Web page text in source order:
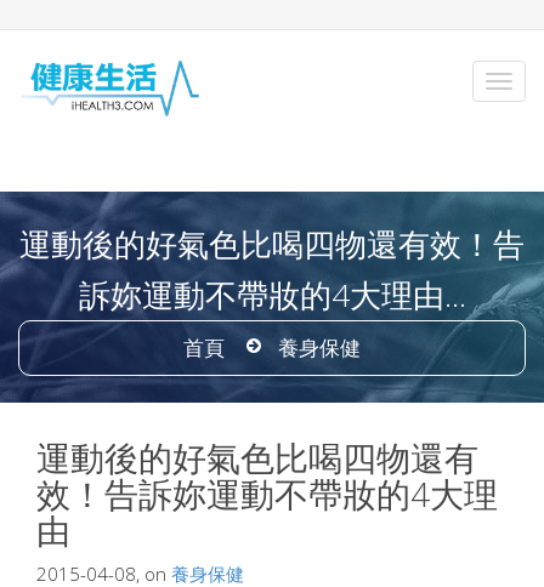
運動後的好氣色比喝四物還有效！告
訴妳運動不帶妝的4大理由...
首頁 養身保健
運動後的好氣色比喝四物還有
效！告訴妳運動不帶妝的4大理
由
2015-04-08, on 養身保健